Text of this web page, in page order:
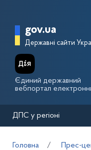
Головна
gov.ua
Державні сайти
Єдиний державний
вебпортал
ДПС у регіоні
Головна Прес-